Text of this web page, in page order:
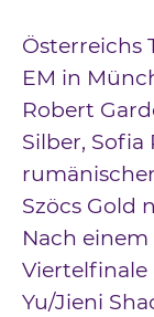
Österreichs
EM in
Robert
Silber,
Szöcs Gold
Nach
Viertelfinale
Yu/Jieni